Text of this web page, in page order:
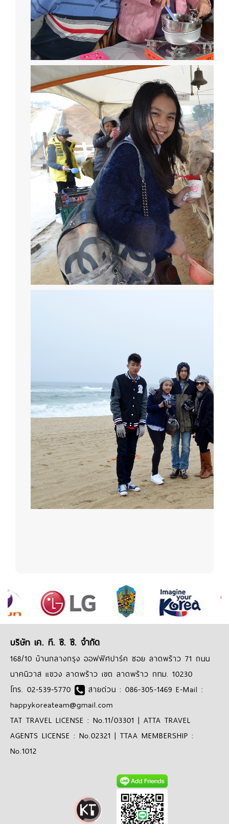
บริษัท เค. ที. ซี. ซี. จำกัด
168/10 บ้านกลางกรุง ออฟฟิศปาร์ค ซอย ลาดพร้าว 71 ถนน
นาคนิวาส แขวง ลาดพร้าว เขต ลาดพร้าว กทม. 10230
โทร. 02-539-5770
สายด่วน : 086-305-1469 E-Mail :
happykoreateam@gmail.com
TAT TRAVEL LICENSE : No.11/03301 | ATTA TRAVEL
AGENTS LICENSE : No.02321 | TTAA MEMBERSHIP :
No.1012